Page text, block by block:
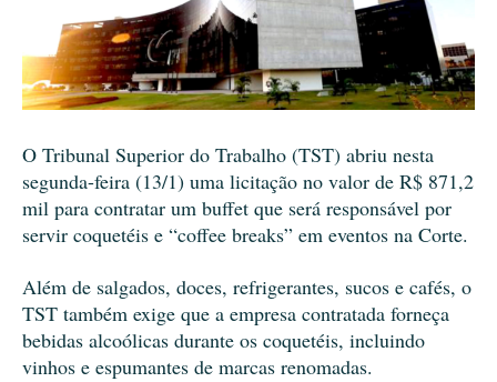
O Tribunal Superior do Trabalho (TST) abriu nesta
segunda-feira (13/1) uma licitação no valor de R$ 871,2
mil para contratar um buffet que será responsável por
servir coquetéis e “coffee breaks” em eventos na Corte.
Além de salgados, doces, refrigerantes, sucos e cafés, o
TST também exige que a empresa contratada forneça
bebidas alcoólicas durante os coquetéis, incluindo
vinhos e espumantes de marcas renomadas.